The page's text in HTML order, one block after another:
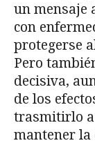
un mensaje
con
protegerse
Pero
decisiva,
de los
trasmitirlo a
mantener la